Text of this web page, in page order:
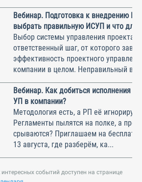
Вебинар. Подготовка к внедрению
выбрать правильную ИСУП и что для
Выбор системы управления
ответственный шаг, от которого
эффективность проектного
компании в целом. Неправильный
Вебинар. Как добиться исполнения
УП в компании?
Методология есть, а РП её
Регламенты пылятся на полке, а
срываются? Приглашаем на
13 августа, где разберём, ка...
событий доступен на странице